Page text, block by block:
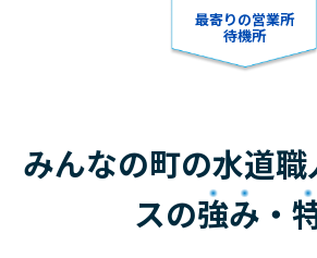
最寄りの営業所
待機所
みんなの町の水道
スの強み ・